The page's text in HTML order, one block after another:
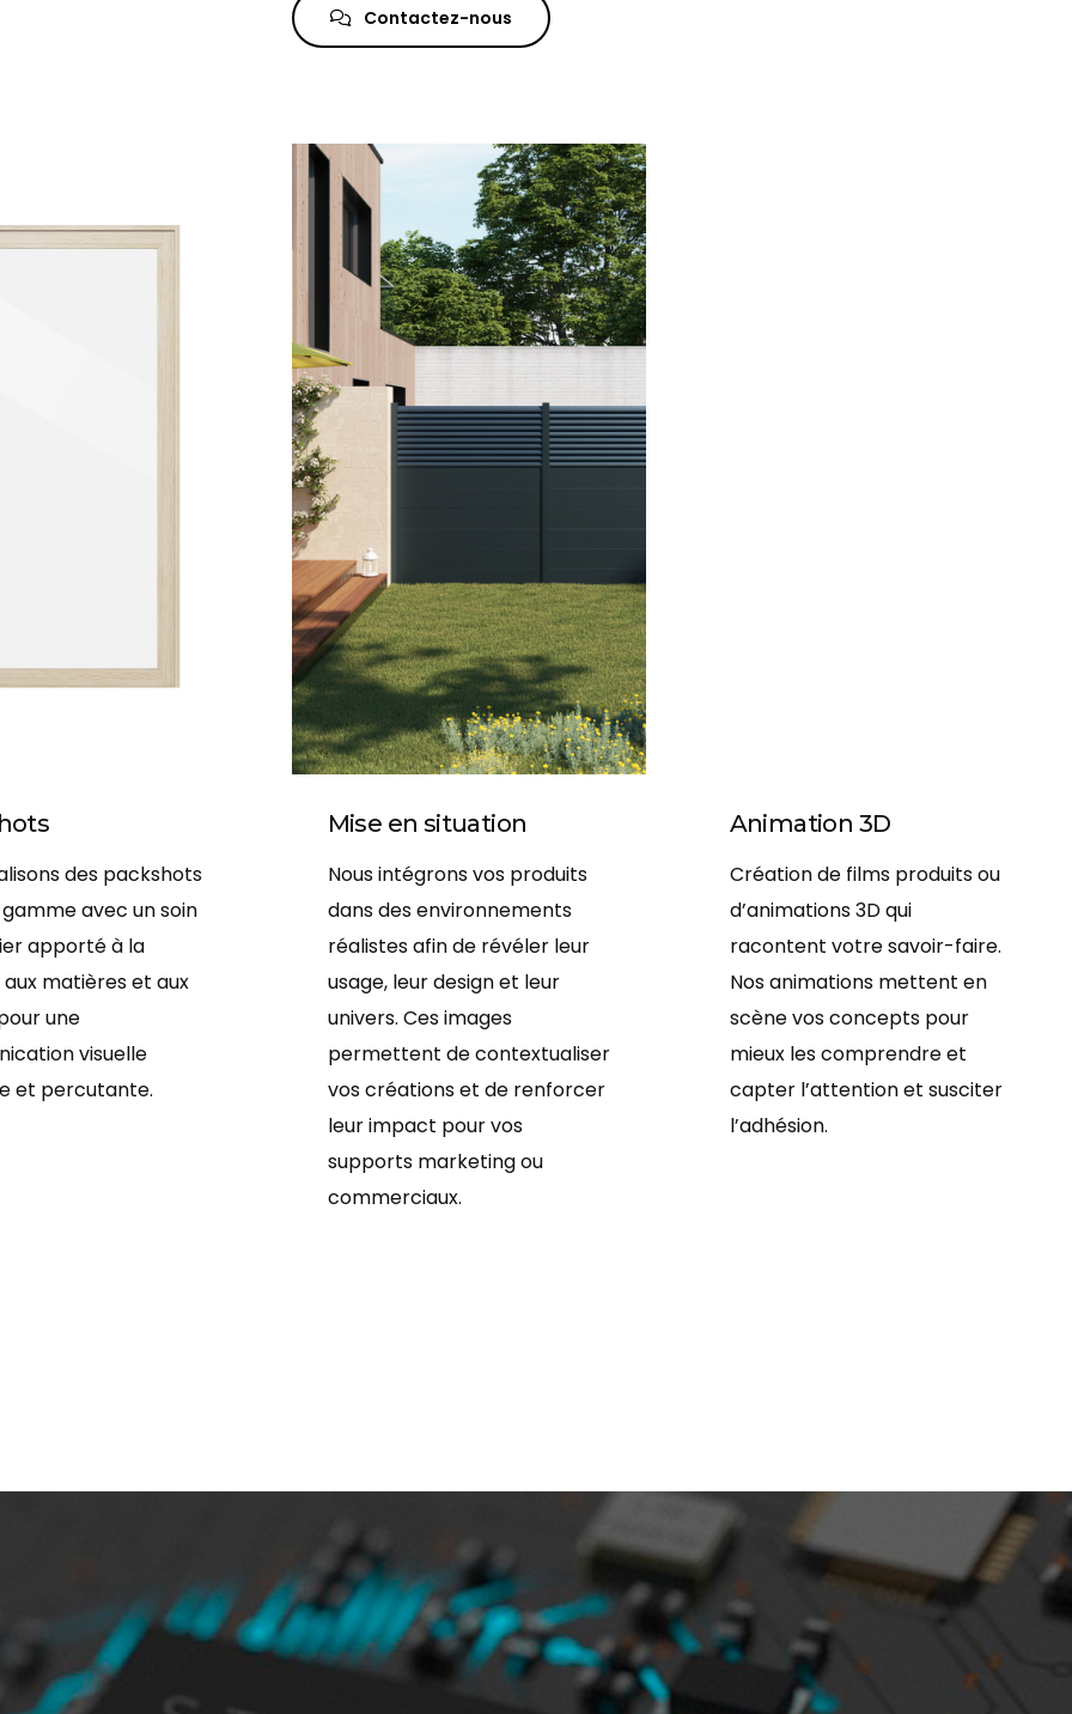
Contactez-nous
des packshots
avec un soin
apporté à la
aux matières et aux
une
visuelle
et percutante.
Mise en situation
Nous intégrons vos produits
dans des environnements
réalistes afin de révéler leur
usage, leur design et leur
univers. Ces images
permettent de contextualiser
vos créations et de renforcer
leur impact pour vos
supports marketing ou
commerciaux.
Animation 3D
Création de films produits ou
d’animations 3D qui
racontent votre savoir-faire.
Nos animations mettent en
scène vos concepts pour
mieux les comprendre et
capter l’attention et susciter
l’adhésion.